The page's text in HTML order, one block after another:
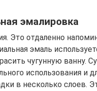
эмалировка
Это отдаленно
эмаль
чугунную ванну.
использования и
в несколько слоев.